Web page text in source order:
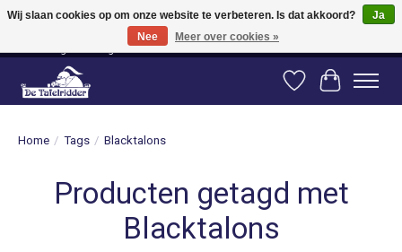
Vanaf 80 euro gratis verzending binnen Nederland! Vanaf 100 euro gratis
verzending naar België en Duitsland!
Verlanglijst
Home / Tags / Blacktalons
Producten getagd met
Blacktalons
Wij slaan cookies op om onze website te verbeteren. Is dat akkoord?
Ja
Nee
Meer over cookies »